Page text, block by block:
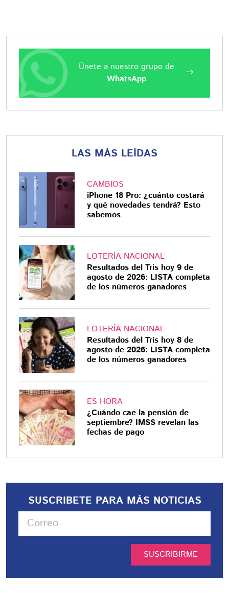
Únete a nuestro grupo de
WhatsApp
LAS MÁS LEÍDAS
CAMBIOS
iPhone 18 Pro: ¿cuánto costará
y qué novedades tendrá? Esto
sabemos
LOTERÍA NACIONAL
Resultados del Tris hoy 9 de
agosto de 2026: LISTA completa
de los números ganadores
LOTERÍA NACIONAL
Resultados del Tris hoy 8 de
agosto de 2026: LISTA completa
de los números ganadores
ES HORA
¿Cuándo cae la pensión de
septiembre? IMSS revelan las
fechas de pago
SUSCRIBETE PARA MÁS NOTICIAS
SUSCRIBIRME